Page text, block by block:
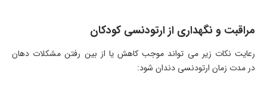
مراقبت و نگهداری از ارتودنسی کودکان
رعایت نکات زیر می تواند موجب کاهش یا از بین رفتن مشکلات دهان
در مدت زمان ارتودنسی دندان شود: